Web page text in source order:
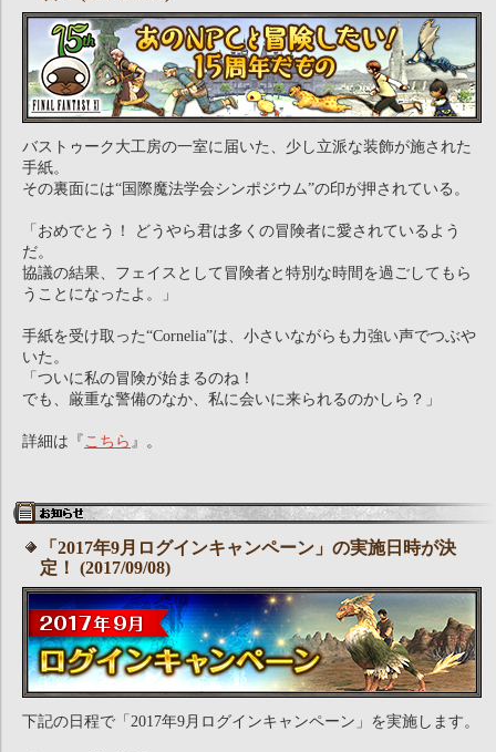
バストゥーク大工房の一室に届いた、少し立派な装飾が施された
手紙。
その裏面には“国際魔法学会シンポジウム”の印が押されている。
「おめでとう！ どうやら君は多くの冒険者に愛されているよう
だ。
協議の結果、フェイスとして冒険者と特別な時間を過ごしてもら
うことになったよ。」
手紙を受け取った“Cornelia”は、小さいながらも力強い声でつぶや
いた。
「ついに私の冒険が始まるのね！
でも、厳重な警備のなか、私に会いに来られるのかしら？」
詳細は『 こちら 』。
「2017年9月ログインキャンペーン」の実施日時が決
定！ (2017/09/08)
下記の日程で「2017年9月ログインキャンペーン」を実施します。